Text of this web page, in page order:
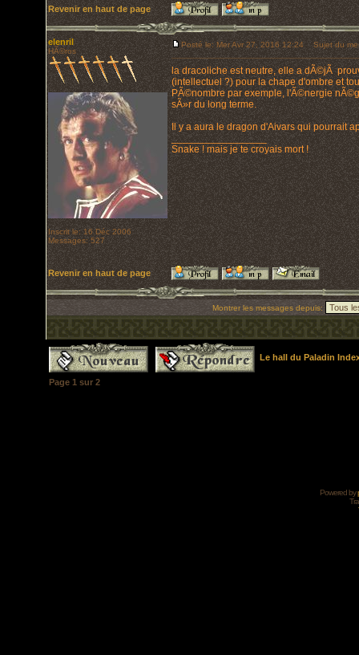
Revenir en haut de page
elenril
HÃ©ros
Inscrit le: 16 Déc 2006
Messages: 527
Posté le: Mer Avr 27, 2016 12:24 Sujet du
la dracoliche est neutre, elle a dÃ©jÃ
(intellectuel ?) pour la chape d'ombre et
PÃ©nombre par exemple, l'Ã©nergie
sÃ»r du long terme.
Il y a aura le dragon d'Aivars qui pourrait
_________________
Snake ! mais je te croyais mort !
Revenir en haut de page
Montrer les messages depuis:
Le hall du Paladin
Page 1 sur 2
Powered by